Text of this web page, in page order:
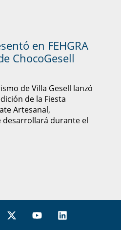
en FEHGRA
ChocoGesell
de Villa Gesell lanzó
de la Fiesta
Artesanal,
desarrollará durante el